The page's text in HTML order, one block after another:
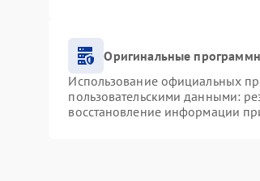
Оригинальные
Использование официальных
пользовательскими данными:
восстановление информации